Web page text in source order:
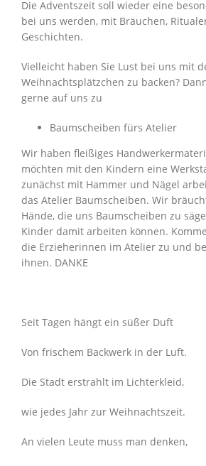
Die Adventszeit soll wieder eine
bei uns werden, mit Bräuchen,
Geschichten.
Vielleicht haben Sie Lust bei uns mit
Weihnachtsplätzchen zu backen?
gerne auf uns zu
Baumscheiben fürs Atelier
Wir haben fleißiges
möchten mit den Kindern eine
zunächst mit Hammer und Nägel
das Atelier Baumscheiben. Wir
Hände, die uns Baumscheiben zu
Kinder damit arbeiten können.
die Erzieherinnen im Atelier zu und
ihnen. DANKE
Seit Tagen hängt ein süßer Duft
Von frischem Backwerk in der Luft.
Die Stadt erstrahlt im Lichterkleid,
wie jedes Jahr zur Weihnachtszeit.
An vielen Leute muss man denken,